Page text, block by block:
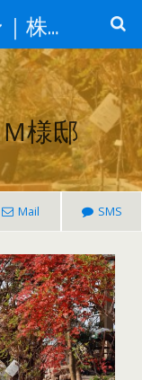
アーネストガーデン｜株式会社三栄建設
様邸
Mail SMS